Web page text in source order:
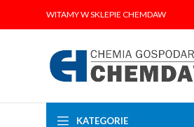
WITAMY W SKLEPIE CHEMDAW
KATEGORIE